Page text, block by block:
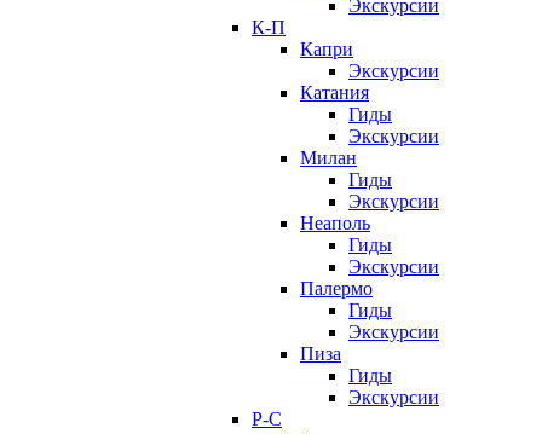
Экскурсии
К-П
Капри
Экскурсии
Катания
Гиды
Экскурсии
Милан
Гиды
Экскурсии
Неаполь
Гиды
Экскурсии
Палермо
Гиды
Экскурсии
Пиза
Гиды
Экскурсии
Р-С